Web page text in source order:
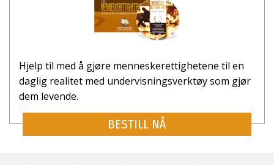
Hjelp til med å gjøre menneskerettighetene til en
daglig realitet med undervisnings­verktøy som gjør
dem levende.
BESTILL NÅ